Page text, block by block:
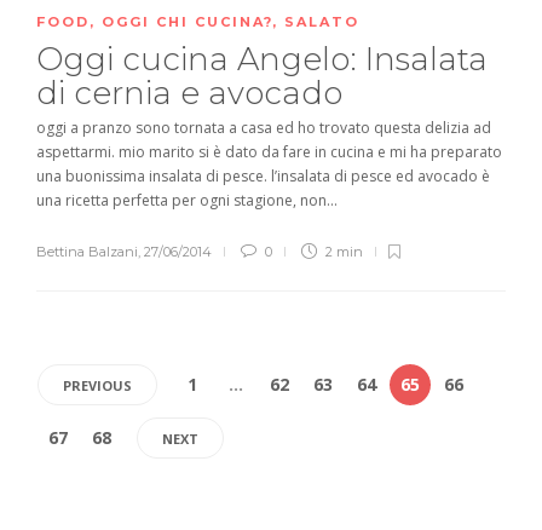
FOOD , OGGI CHI CUCINA?, SALATO
Oggi cucina Angelo: Insalata
di cernia e avocado
oggi a pranzo sono tornata a casa ed ho trovato questa delizia ad
aspettarmi. mio marito si è dato da fare in cucina e mi ha preparato
una buonissima insalata di pesce. l’insalata di pesce ed avocado è
una ricetta perfetta per ogni stagione, non...
Bettina Balzani, 27/06/2014 0 2 min
PREVIOUS 1 … 62 63 64 65 66
67 68 NEXT